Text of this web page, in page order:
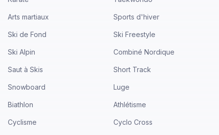
Arts martiaux Sports d'hiver
Ski de Fond Ski Freestyle
Ski Alpin Combiné Nordique
Saut à Skis Short Track
Snowboard Luge
Biathlon Athlétisme
Cyclisme Cyclo Cross